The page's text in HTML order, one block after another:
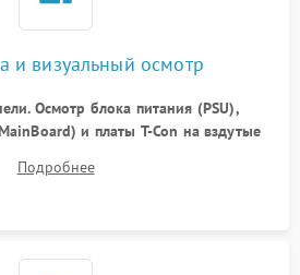
и визуальный осмотр
Осмотр блока питания (PSU),
и платы T-Con на вздутые
фиксации и целостности шлейфов.
Подробнее